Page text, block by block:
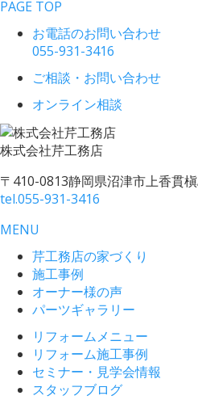
PAGE TOP
お電話のお問い合わせ
055-931-3416
ご相談・お問い合わせ
オンライン相談
株式会社芹工務店
〒410-0813静岡県沼津市上香貫
tel.055-931-3416
MENU
芹工務店の家づくり
施工事例
オーナー様の声
パーツギャラリー
リフォームメニュー
リフォーム施工事例
セミナー・見学会情報
スタッフブログ